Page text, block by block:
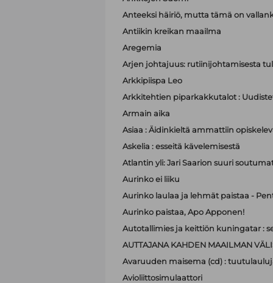
Anteeksi häiriö, mutta tämä on
Antiikin kreikan maailma
Aregemia
Arjen johtajuus: rutiinijohtamisesta
Arkkipiispa Leo
Arkkitehtien piparkakkutalot :
Armain aika
Asiaa : Äidinkieltä ammattiin
Askelia : esseitä kävelemisestä
Atlantin yli: Jari Saarion suuri
Aurinko ei liiku
Aurinko laulaa ja lehmät paistaa -
Aurinko paistaa, Apo Apponen!
Autotallimies ja keittiön kuningatar :
AUTTAJANA KAHDEN MAAILMAN
Avaruuden maisema (cd) :
Avioliittosimulaattori